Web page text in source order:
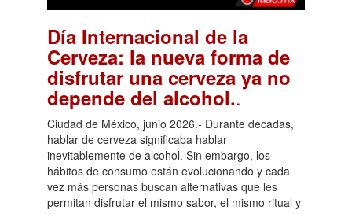
Día Internacional de la
Cerveza: la nueva forma de
disfrutar una cerveza ya no
depende del alcohol..
Ciudad de México, junio 2026.- Durante décadas,
hablar de cerveza significaba hablar
inevitablemente de alcohol. Sin embargo, los
hábitos de consumo están evolucionando y cada
vez más personas buscan alternativas que les
permitan disfrutar el mismo sabor, el mismo ritual y